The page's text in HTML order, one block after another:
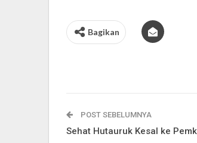
Bagikan
POST SEBELUMNYA
Sehat Hutauruk Kesal ke